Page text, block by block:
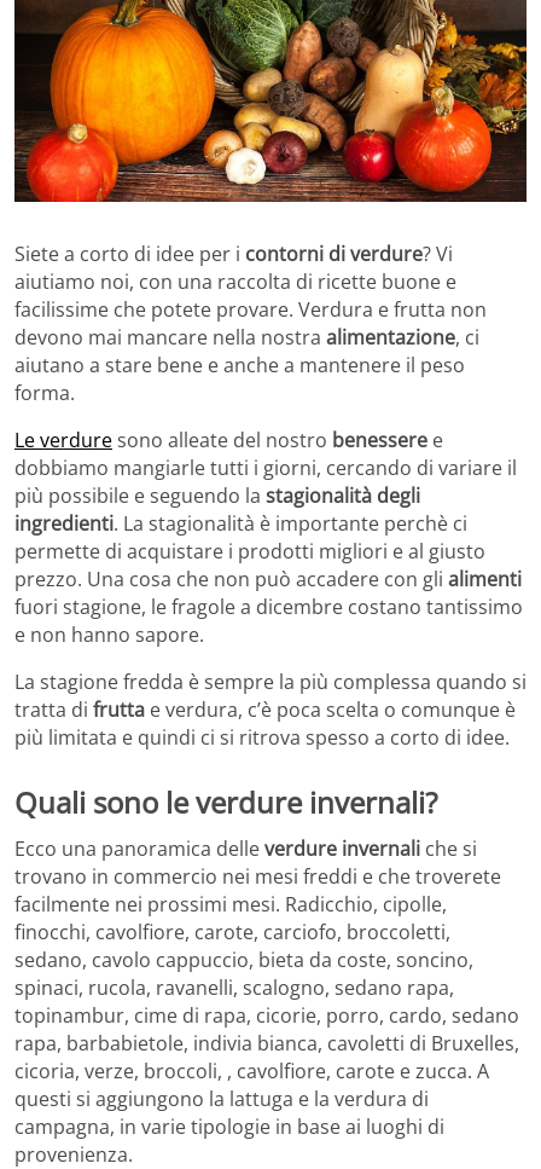
Siete a corto di idee per i contorni di verdure? Vi
aiutiamo noi, con una raccolta di ricette buone e
facilissime che potete provare. Verdura e frutta non
devono mai mancare nella nostra alimentazione, ci
aiutano a stare bene e anche a mantenere il peso
forma.
Le verduresono alleate del nostro benessere e
dobbiamo mangiarle tutti i giorni, cercando di variare il
più possibile e seguendo la stagionalità degli
ingredienti. La stagionalità è importante perchè ci
permette di acquistare i prodotti migliori e al giusto
prezzo. Una cosa che non può accadere con gli alimenti
fuori stagione, le fragole a dicembre costano tantissimo
e non hanno sapore.
La stagione fredda è sempre la più complessa quando si
tratta di frutta e verdura, c’è poca scelta o comunque è
più limitata e quindi ci si ritrova spesso a corto di idee.
Quali sono le verdure invernali?
Ecco una panoramica delleverdure invernali che si
trovano in commercio nei mesi freddi e che troverete
facilmente nei prossimi mesi. Radicchio, cipolle,
finocchi, cavolfiore, carote, carciofo, broccoletti,
sedano, cavolo cappuccio, bieta da coste, soncino,
spinaci, rucola, ravanelli, scalogno, sedano rapa,
topinambur, cime di rapa, cicorie, porro, cardo, sedano
rapa, barbabietole, indivia bianca, cavoletti di Bruxelles,
cicoria, verze, broccoli, , cavolfiore, carote e zucca. A
questi si aggiungono la lattuga e la verdura di
campagna, in varie tipologie in base ai luoghi di
provenienza.